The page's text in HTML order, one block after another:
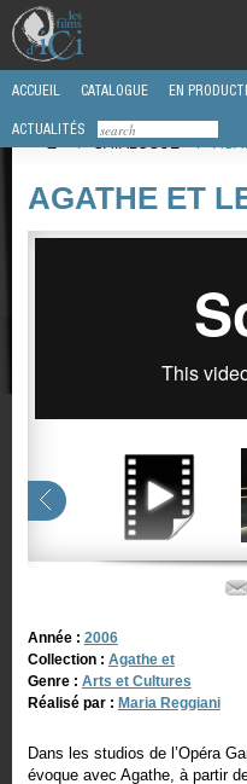
ACCUEIL CATALOGUE EN
ACTUALITÉS
/
CATALOGUE /
AGATHE ET
Année : 2006
Collection : Agathe et
Genre : Arts et Cultures
Réalisé par : Maria Reggiani
Dans les studios de l’Opéra
évoque avec Agathe, à partir